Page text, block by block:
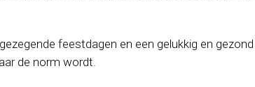
feestdagen en een gelukkig en
de norm wordt.